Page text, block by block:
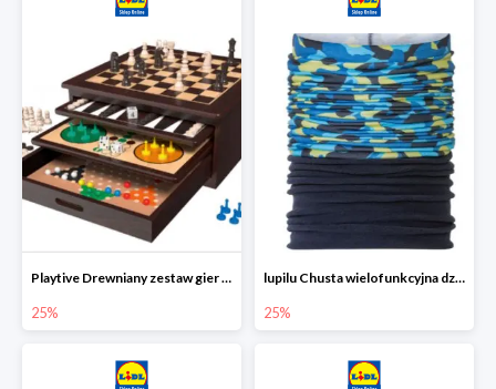
Playtive Drewniany zestaw gier 10 w 1
25%
lupilu Chusta wielofunkcyjna dziecięca
25%